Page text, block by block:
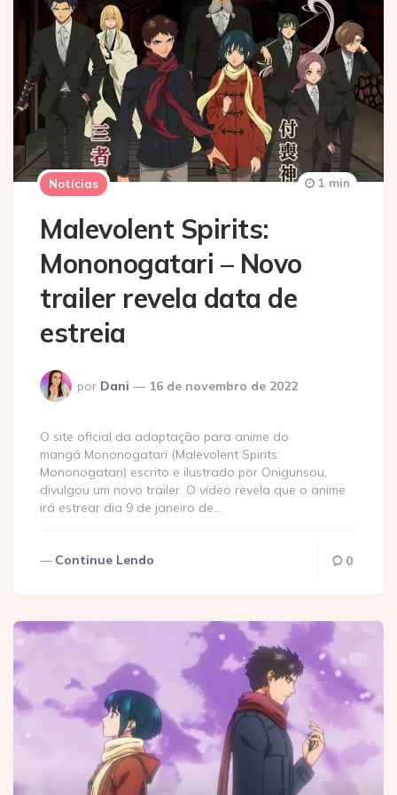
Notícias
Malevolent Spirits:
Mononogatari – Novo
trailer revela data de
estreia
Postado
por
por Dani 16 de novembro de 2022
1 min
O site oficial da adaptação para anime do
mangá Mononogatari (Malevolent Spirits:
Mononogatari) escrito e ilustrado por Onigunsou,
divulgou um novo trailer. O vídeo revela que o anime
irá estrear dia 9 de janeiro de…
Continue Lendo 0